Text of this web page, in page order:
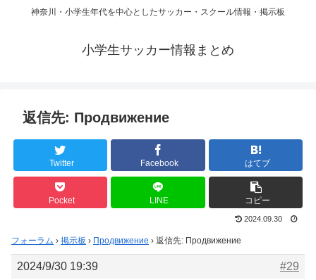
神奈川・小学生年代を中心としたサッカー・スクール情報・掲示板
小学生サッカー情報まとめ
返信先: Продвижение
Twitter Facebook はてブ
Pocket LINE コピー
2024.09.30
フォーラム › 掲示板 › Продвижение › 返信先: Продвижение
2024/9/30 19:39 #29